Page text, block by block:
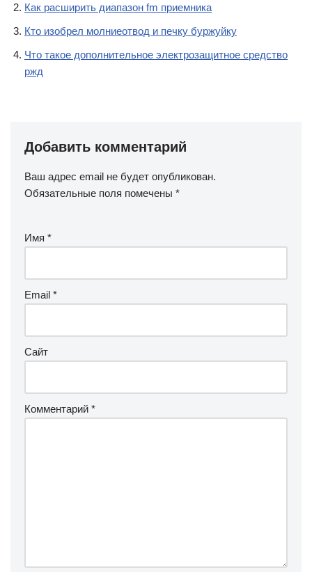
Как расширить диапазон fm приемника
Кто изобрел молниеотвод и печку буржуйку
Что такое дополнительное электрозащитное средство
ржд
Добавить комментарий
Ваш адрес email не будет опубликован.
Обязательные поля помечены *
Имя *
Email *
Сайт
Комментарий *